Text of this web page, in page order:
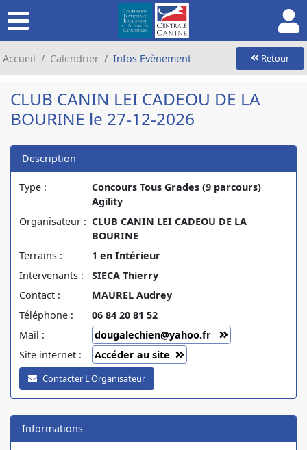
Accueil Calendrier Infos Evènement Retour
CLUB CANIN LEI CADEOU DE LA
BOURINE le 27-12-2026
Description
Type :
Concours Tous Grades (9 parcours)
Agility
Organisateur : CLUB CANIN LEI CADEOU DE LA
BOURINE
Terrains :
1 en Intérieur
Intervenants :
SIECA Thierry
Contact :
MAUREL Audrey
Téléphone :
06 84 20 81 52
Mail :
dougalechien@yahoo.fr
Site internet :
Accéder au site
Contacter L'Organisateur
Informations